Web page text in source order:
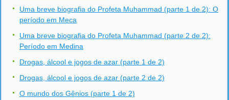
Uma breve biografia do Profeta Muhammad (parte 1 de 2): O
período em Meca
Uma breve biografia do Profeta Muhammad (parte 2 de 2):
Período em Medina
Drogas, álcool e jogos de azar (parte 1 de 2)
Drogas, álcool e jogos de azar (parte 2 de 2)
O mundo dos Gênios (parte 1 de 2)